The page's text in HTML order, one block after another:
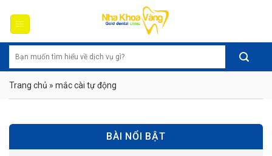
content
Trang chủ » mắc cài tự động
BÀI NỔI BẬT